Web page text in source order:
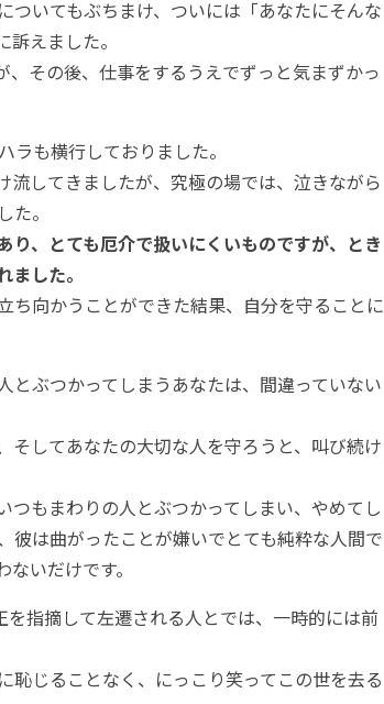
いてもぶちまけ、ついには「あなたにそんな
えました。
その後、仕事をするうえでずっと気まずかっ
も横行しておりました。
してきましたが、究極の場では、泣きながら
。
、とても厄介で扱いにくいものですが、とき
した。
向かうことができた結果、自分を守ることに
ぶつかってしまうあなたは、間違っていない
してあなたの大切な人を守ろうと、叫び続け
もまわりの人とぶつかってしまい、やめてし
彼は曲がったことが嫌いでとても純粋な人間で
いだけです。
指摘して左遷される人とでは、一時的には前
じることなく、にっこり笑ってこの世を去る